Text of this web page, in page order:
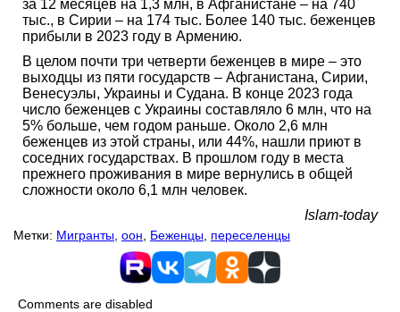
за 12 месяцев на 1,3 млн, в Афганистане – на 740
тыс., в Сирии – на 174 тыс. Более 140 тыс. беженцев
прибыли в 2023 году в Армению.
В целом почти три четверти беженцев в мире – это
выходцы из пяти государств – Афганистана, Сирии,
Венесуэлы, Украины и Судана. В конце 2023 года
число беженцев с Украины составляло 6 млн, что на
5% больше, чем годом раньше. Около 2,6 млн
беженцев из этой страны, или 44%, нашли приют в
соседних государствах. В прошлом году в места
прежнего проживания в мире вернулись в общей
сложности около 6,1 млн человек.
Islam-today
Метки: Мигранты оон Беженцы переселенцы
Comments are disabled